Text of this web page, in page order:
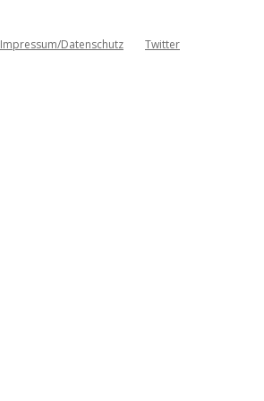
Impressum/Datenschutz Twitter